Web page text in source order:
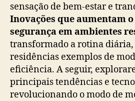
sensação de bem-estar e
Inovações que aumentam
segurança em ambientes
transformado a rotina diária,
residências exemplos de
eficiência. A seguir,
principais tendências e
revolucionando o modo de